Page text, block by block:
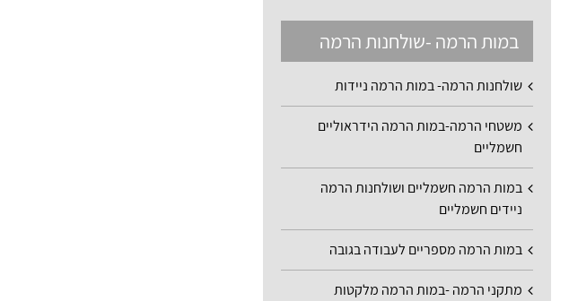
במות הרמה -שולחנות הרמה
שולחנות הרמה- במות הרמה ניידות
משטחי הרמה-במות הרמה הידראוליים
חשמליים
במות הרמה חשמליים ושולחנות הרמה
ניידים חשמליים
במות הרמה מספריים לעבודה בגובה
מתקני הרמה -במות הרמה מלקטות